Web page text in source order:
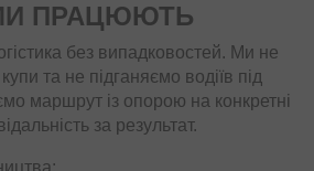
ПРАЦЮЮТЬ
без випадковостей. Ми не
та не підганяємо водіїв під
маршрут із опорою на конкретні
за результат.